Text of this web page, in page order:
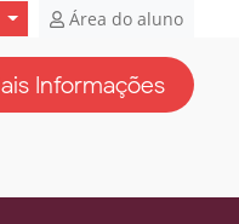
Área do aluno
Informações